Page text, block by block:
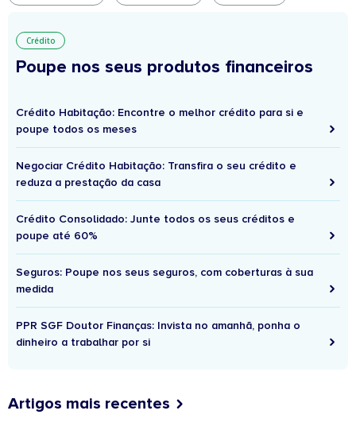
Crédito
Poupe nos seus produtos financeiros
Crédito Habitação: Encontre o melhor crédito para si e
poupe todos os meses
Negociar Crédito Habitação: Transfira o seu crédito e
reduza a prestação da casa
Crédito Consolidado: Junte todos os seus créditos e
poupe até 60%
Seguros: Poupe nos seus seguros, com coberturas à sua
medida
PPR SGF Doutor Finanças: Invista no amanhã, ponha o
dinheiro a trabalhar por si
Artigos mais recentes